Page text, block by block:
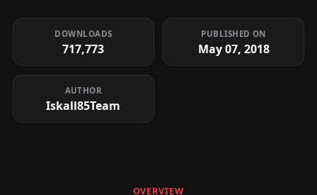
DOWNLOADS
717,773
PUBLISHED ON
May 07, 2018
AUTHOR
Iskall85Team
OVERVIEW